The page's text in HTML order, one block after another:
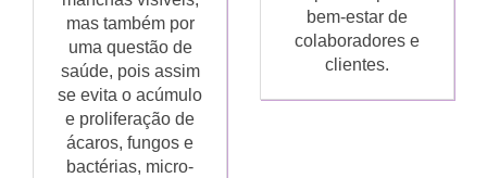
mas também por
uma questão de
saúde, pois assim
se evita o acúmulo
e proliferação de
ácaros, fungos e
bactérias, micro-
bem-estar de
colaboradores e
clientes.